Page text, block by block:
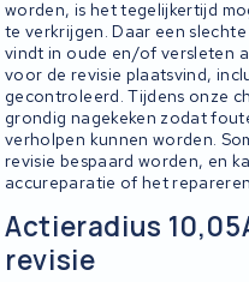
worden, is het tegelijkertijd
te verkrijgen. Daar een
vindt in oude en/of versleten
voor de revisie plaatsvind,
gecontroleerd. Tijdens onze
grondig nagekeken zodat
verholpen kunnen worden.
revisie bespaard worden, en
accureparatie of het
Actieradius
revisie